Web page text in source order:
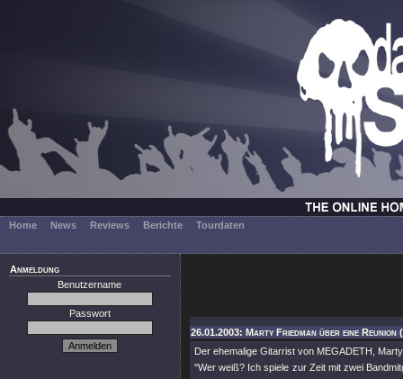
Home News Reviews Berichte Tourdaten
Anmeldung
Benutzername
Passwort
26.01.2003: Marty Friedman über eine Reunion
Der ehemalige Gitarrist von MEGADETH,
"Wer weiß? Ich spiele zur Zeit mit zwei